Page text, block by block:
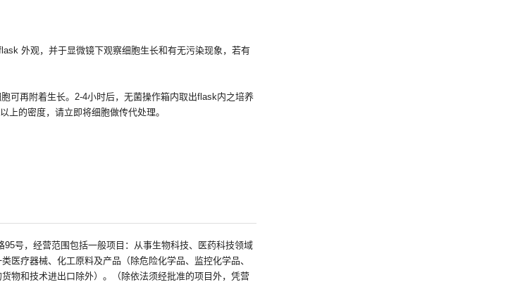
外观，并于显微镜下观察细胞生长和有无污染现象，若有
可再附着生长。2-4小时后，无菌操作箱内取出flask内之培养
上的密度，请立即将细胞做传代处理。
号，经营范围包括一般项目：从事生物科技、医药科技领域
医疗器械、化工原料及产品（除危险化学品、监控化学品、
物和技术进出口除外）。（除依法须经批准的项目外，凭营